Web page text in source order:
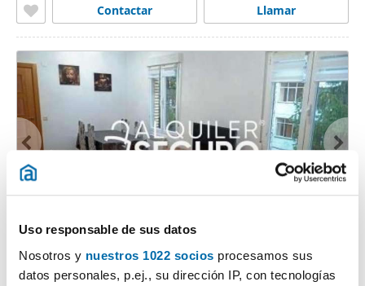
Uso responsable de sus datos
Nosotros y nuestros 1022 socios procesamos sus
datos personales, p.ej., su dirección IP, con tecnologías
Llamar
Contactar
835€
60m2 2 Hab 1 Baño
NUEVO